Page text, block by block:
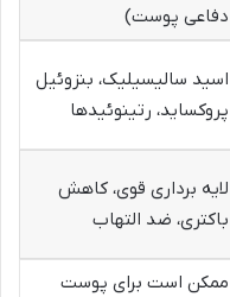
دفاعی پوست)
اسید سالیسیلیک، بنزوئیل
پروکساید، رتینوئیدها
لایه برداری قوی، کاهش
باکتری، ضد التهاب
ممکن است برای پوست